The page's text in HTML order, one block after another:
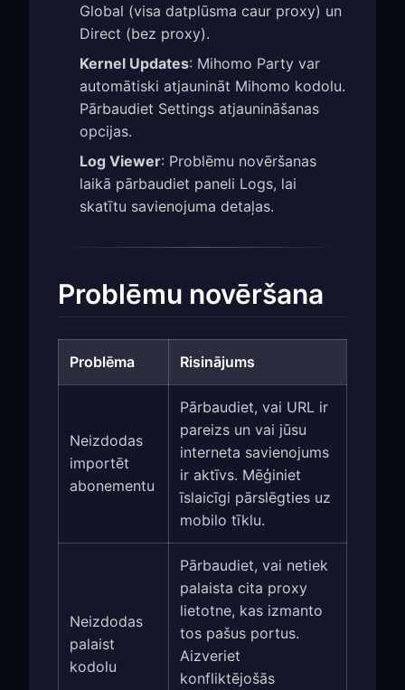
Global (visa datplūsma caur proxy) un
Direct (bez proxy).
Kernel Updates: Mihomo Party var
automātiski atjaunināt Mihomo kodolu.
Pārbaudiet Settings atjaunināšanas
opcijas.
Log Viewer: Problēmu novēršanas
laikā pārbaudiet paneli Logs, lai
skatītu savienojuma detaļas.
Problēmu novēršana
Problēma Risinājums
Neizdodas
importēt
abonementu
Pārbaudiet, vai URL ir
pareizs un vai jūsu
interneta savienojums
ir aktīvs. Mēģiniet
īslaicīgi pārslēgties uz
mobilo tīklu.
Neizdodas
palaist
kodolu
Pārbaudiet, vai netiek
palaista cita proxy
lietotne, kas izmanto
tos pašus portus.
Aizveriet
konfliktējošās